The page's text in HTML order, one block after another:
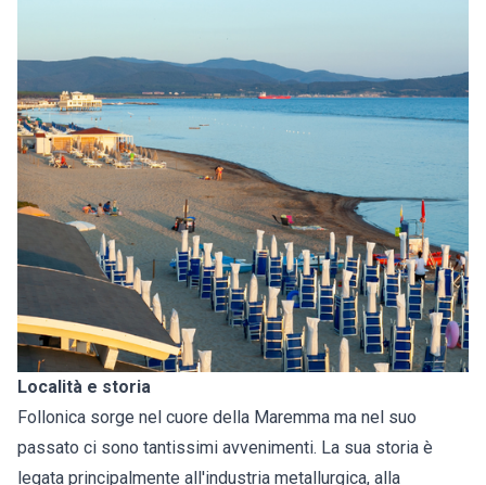
Località e storia
Follonica sorge nel cuore della Maremma ma nel suo
passato ci sono tantissimi avvenimenti. La sua storia è
legata principalmente all'industria metallurgica, alla